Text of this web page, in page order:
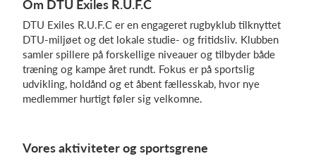
Hjemmeside
Webshop
Billetsystem
Hvad koster det?
Om DTU Exiles R.U.F.C
DTU Exiles R.U.F.C er en engageret rugbyklub tilknyttet
DTU-miljøet og det lokale studie- og fritidsliv. Klubben
samler spillere på forskellige niveauer og tilbyder både
træning og kampe året rundt. Fokus er på sportslig
udvikling, holdånd og et åbent fællesskab, hvor nye
medlemmer hurtigt føler sig velkomne.
Vores aktiviteter og sportsgrene